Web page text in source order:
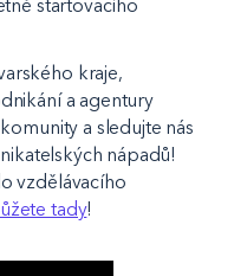
startovacího
kraje,
a agentury
a sledujte nás
nápadů!
vzdělávacího
tady!